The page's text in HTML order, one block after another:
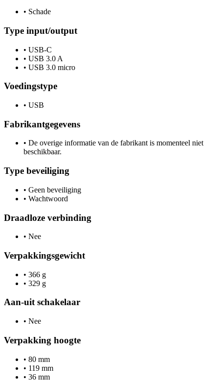
• Schade
Type input/output
• USB-C
• USB 3.0 A
• USB 3.0 micro
Voedingstype
• USB
Fabrikantgegevens
• De overige informatie van de fabrikant is momenteel niet
beschikbaar.
Type beveiliging
• Geen beveiliging
• Wachtwoord
Draadloze verbinding
• Nee
Verpakkingsgewicht
• 366 g
• 329 g
Aan-uit schakelaar
• Nee
Verpakking hoogte
• 80 mm
• 119 mm
• 36 mm